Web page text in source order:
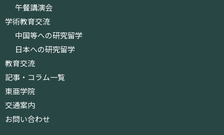
午餐講演会
学術教育交流
中国等への研究留学
日本への研究留学
教育交流
記事・コラム一覧
東亜学院
交通案内
お問い合わせ